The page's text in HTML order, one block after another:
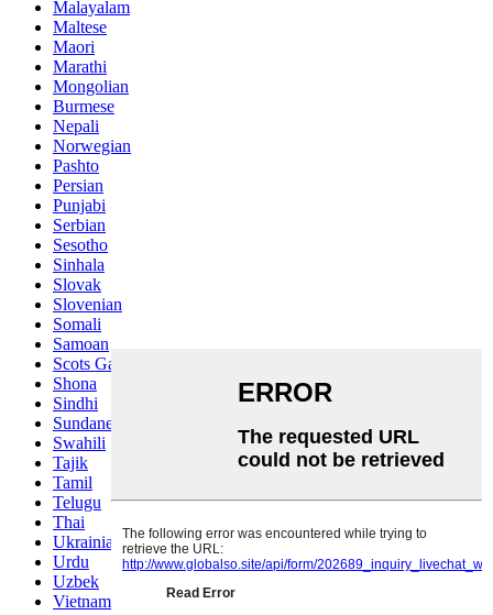
Malayalam
Maltese
Maori
Marathi
Mongolian
Burmese
Nepali
Norwegian
Pashto
Persian
Punjabi
Serbian
Sesotho
Sinhala
Slovak
Slovenian
Somali
Samoan
Scots Gaelic
Shona
Sindhi
Sundanese
Swahili
Tajik
Tamil
Telugu
Thai
Ukrainian
Urdu
Uzbek
Vietnamese